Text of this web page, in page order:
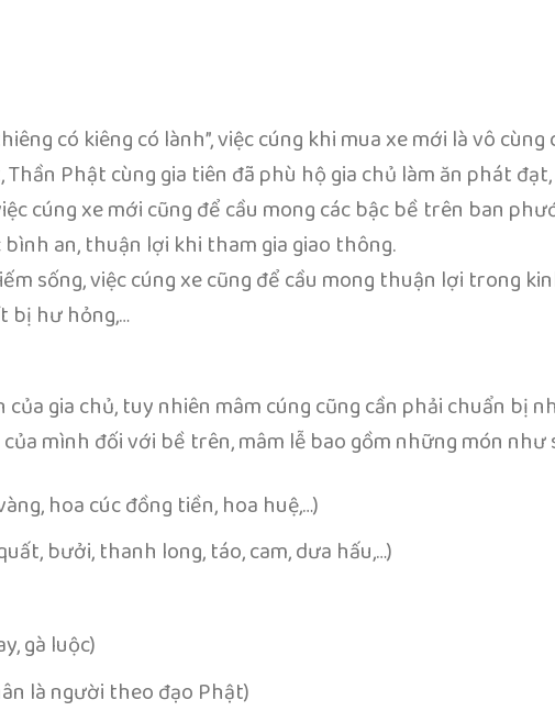
có kiêng có lành”, việc cúng khi mua xe mới là vô cùng
Phật cùng gia tiên đã phù hộ gia chủ làm ăn phát
cúng xe mới cũng để cầu mong các bậc bề trên ban
an, thuận lợi khi tham gia giao thông.
sống, việc cúng xe cũng để cầu mong thuận lợi trong
bị hư hỏng,…
gia chủ, tuy nhiên mâm cúng cũng cần phải chuẩn bị
mình đối với bề trên, mâm lễ bao gồm những món như
hoa cúc đồng tiền, hoa huệ,…)
bưởi, thanh long, táo, cam, dưa hấu,…)
gà luộc)
là người theo đạo Phật)